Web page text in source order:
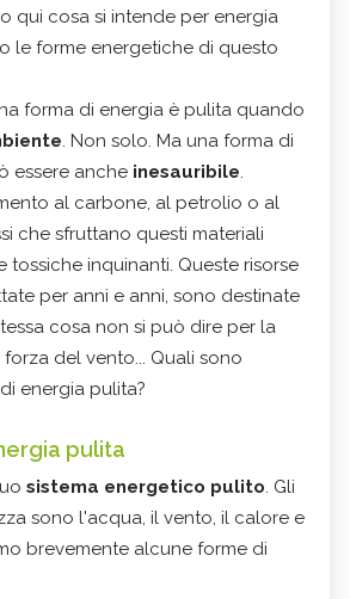
qui cosa si intende per energia
le forme energetiche di questo
forma di energia è pulita quando
. Non solo. Ma una forma di
essere anche inesauribile.
al carbone, al petrolio o al
che sfruttano questi materiali
inquinanti. Queste risorse
per anni e anni, sono destinate
cosa non si può dire per la
del vento... Quali sono
energia pulita?
pulita
sistema energetico pulito. Gli
sono l'acqua, il vento, il calore e
brevemente alcune forme di